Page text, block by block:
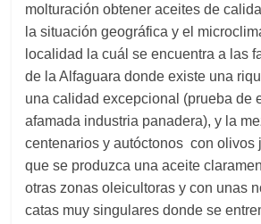
molturación obtener aceites de
la situación geográfica y el
localidad la cuál se encuentra a las
de la Alfaguara donde existe una
una calidad excepcional (prueba de
afamada industria panadera), y la
centenarios y autóctonos con olivos
que se produzca una aceite
otras zonas oleicultoras y con unas
catas muy singulares donde se